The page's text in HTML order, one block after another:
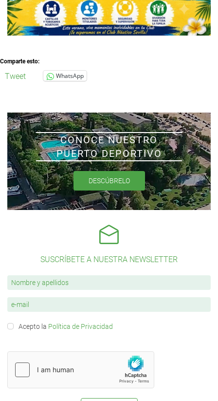
Comparte esto:
Tweet WhatsApp
CONOCE NUESTRO
PUERTO DEPORTIVO
DESCÚBRELO
SUSCRÍBETE A NUESTRA NEWSLETTER
Acepto la Política de Privacidad